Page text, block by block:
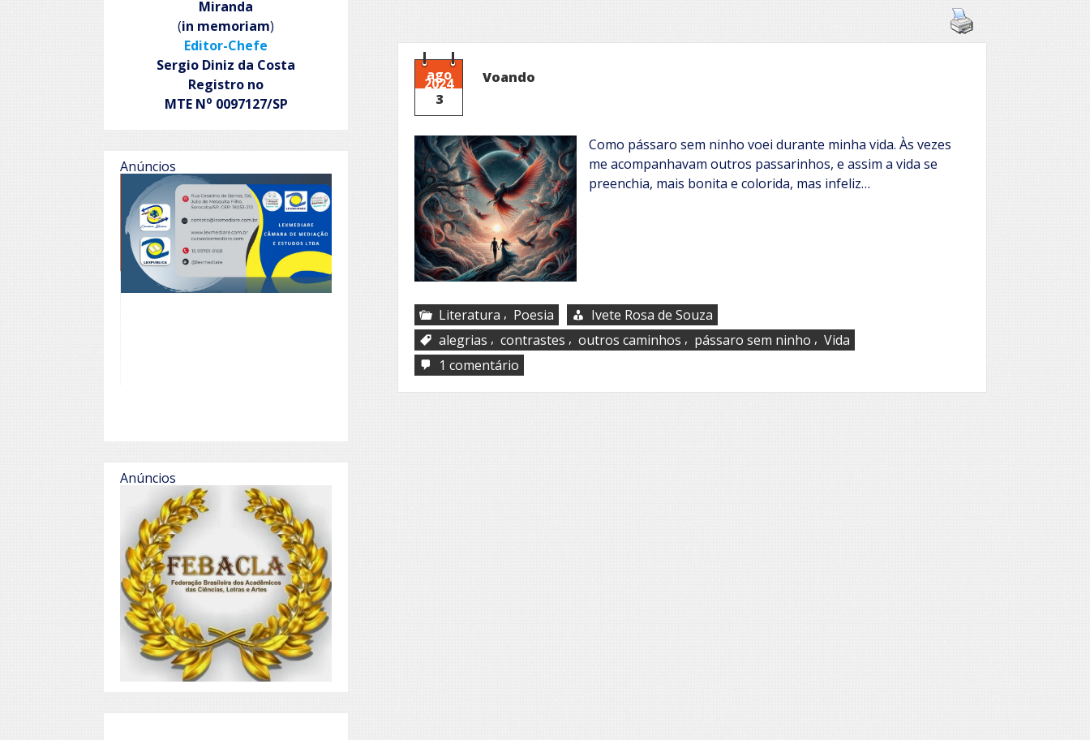
ago
2024
3
Voando
Como pássaro sem ninho voei durante minha vida. Às vezes
me acompanhavam outros passarinhos, e assim a vida se
preenchia, mais bonita e colorida, mas infeliz…
Literatura , Poesia
Ivete Rosa de Souza
alegrias , contrastes , outros caminhos , pássaro sem ninho , Vida
1 comentário
Voando
Miranda
(in memoriam)
Editor-Chefe
Sergio Diniz da Costa
Registro no
MTE No 0097127/SP
Anúncios
Anúncios